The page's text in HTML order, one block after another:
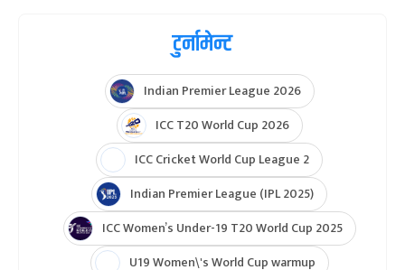
टुर्नामेन्ट
Indian Premier League 2026
ICC T20 World Cup 2026
ICC Cricket World Cup League 2
Indian Premier League (IPL 2025)
ICC Women’s Under-19 T20 World Cup 2025
U19 Women\'s World Cup warmup